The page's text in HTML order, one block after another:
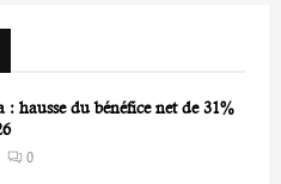
hausse du bénéfice net de 31%
0